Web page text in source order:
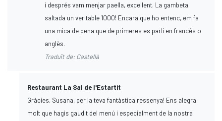
i després vam menjar paella, excel·lent. La gambeta
saltada un veritable 1000! Encara que ho entenc, em fa
una mica de pena que de primeres es parli en francès o
anglès.
Traduït de: Castellà
Restaurant La Sal de l'Estartit
Gràcies, Susana, per la teva fantàstica ressenya! Ens alegra
molt que hagis gaudit del menú i especialment de la nostra